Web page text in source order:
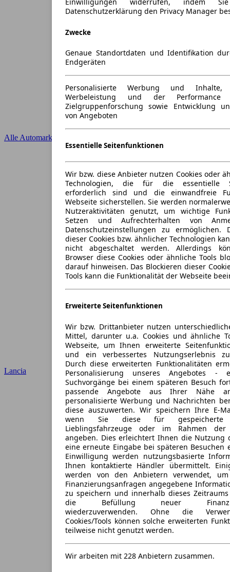
Einwilligungen widerrufen, indem
Datenschutzerklärung den Privacy Manager
Zwecke
Genaue Standortdaten und Identifikation
Endgeräten
Personalisierte Werbung und Inhalte,
Werbeleistung und der
Zielgruppenforschung sowie Entwicklung
von Angeboten
Essentielle Seitenfunktionen
Wir bzw. diese Anbieter nutzen Cookies oder
Technologien, die für die essentielle
erforderlich sind und die einwandfreie
Webseite sicherstellen. Sie werden
Nutzeraktivitäten genutzt, um wichtige
Setzen und Aufrechterhalten von
Datenschutzeinstellungen zu ermöglichen.
dieser Cookies bzw. ähnlicher Technologien
nicht abgeschaltet werden. Allerdings
Browser diese Cookies oder ähnliche Tools
darauf hinweisen. Das Blockieren dieser
Tools kann die Funktionalität der Webseite
Erweiterte Seitenfunktionen
Wir bzw. Drittanbieter nutzen
Mittel, darunter u.a. Cookies und ähnliche
Webseite, um Ihnen erweiterte
und ein verbessertes Nutzungserlebnis
Durch diese erweiterten Funktionalitäten
Personalisierung unseres Angebotes
Suchvorgänge bei einem späteren Besuch
passende Angebote aus Ihrer Nähe
personalisierte Werbung und Nachrichten
diese auszuwerten. Wir speichern Ihre E-
wenn Sie diese für gespeicherte
Lieblingsfahrzeuge oder im Rahmen der
angeben. Dies erleichtert Ihnen die Nutzung
eine erneute Eingabe bei späteren
Einwilligung werden nutzungsbasierte
Ihnen kontaktierte Händler übermittelt.
werden von den Anbietern verwendet,
Finanzierungsanfragen angegebene
zu speichern und innerhalb dieses
die Befüllung neuer
wiederzuverwenden. Ohne die
Cookies/Tools können solche erweiterten
teilweise nicht genutzt werden.
Wir arbeiten mit 228 Anbietern zusammen.
Alle Automarken
Lancia